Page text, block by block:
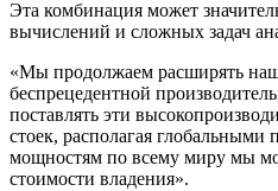
Эта комбинация может
вычислений и сложных задач
«Мы продолжаем расширять наш
беспрецедентной
поставлять эти
стоек, располагая
мощностям по всему миру мы
стоимости владения».